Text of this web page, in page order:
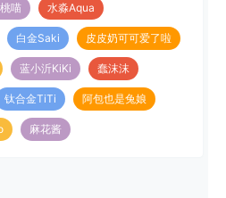
喵 水淼Aqua
白金Saki 皮皮奶可可爱了啦
蓝小沂KiKi 蠢沫沫
钛合金TiTi 阿包也是兔娘
麻花酱